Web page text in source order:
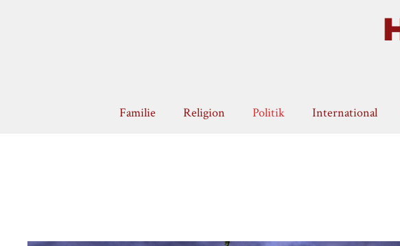
Familie Religion Politik International